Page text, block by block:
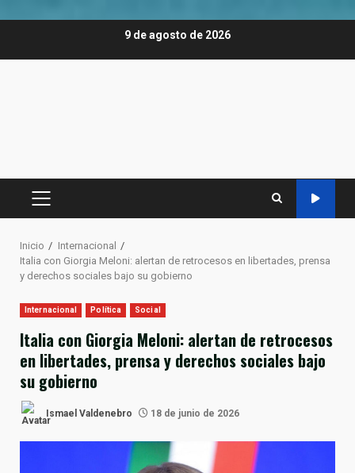
9 de agosto de 2026
MENÚ
Inicio
Internacional
Italia con Giorgia Meloni: alertan de retrocesos en libertades, prensa
y derechos sociales bajo su gobierno
Internacional Política Social
Italia con Giorgia Meloni: alertan de retrocesos
en libertades, prensa y derechos sociales bajo
su gobierno
Ismael Valdenebro 18 de junio de 2026